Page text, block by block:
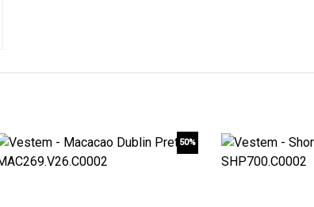
50%